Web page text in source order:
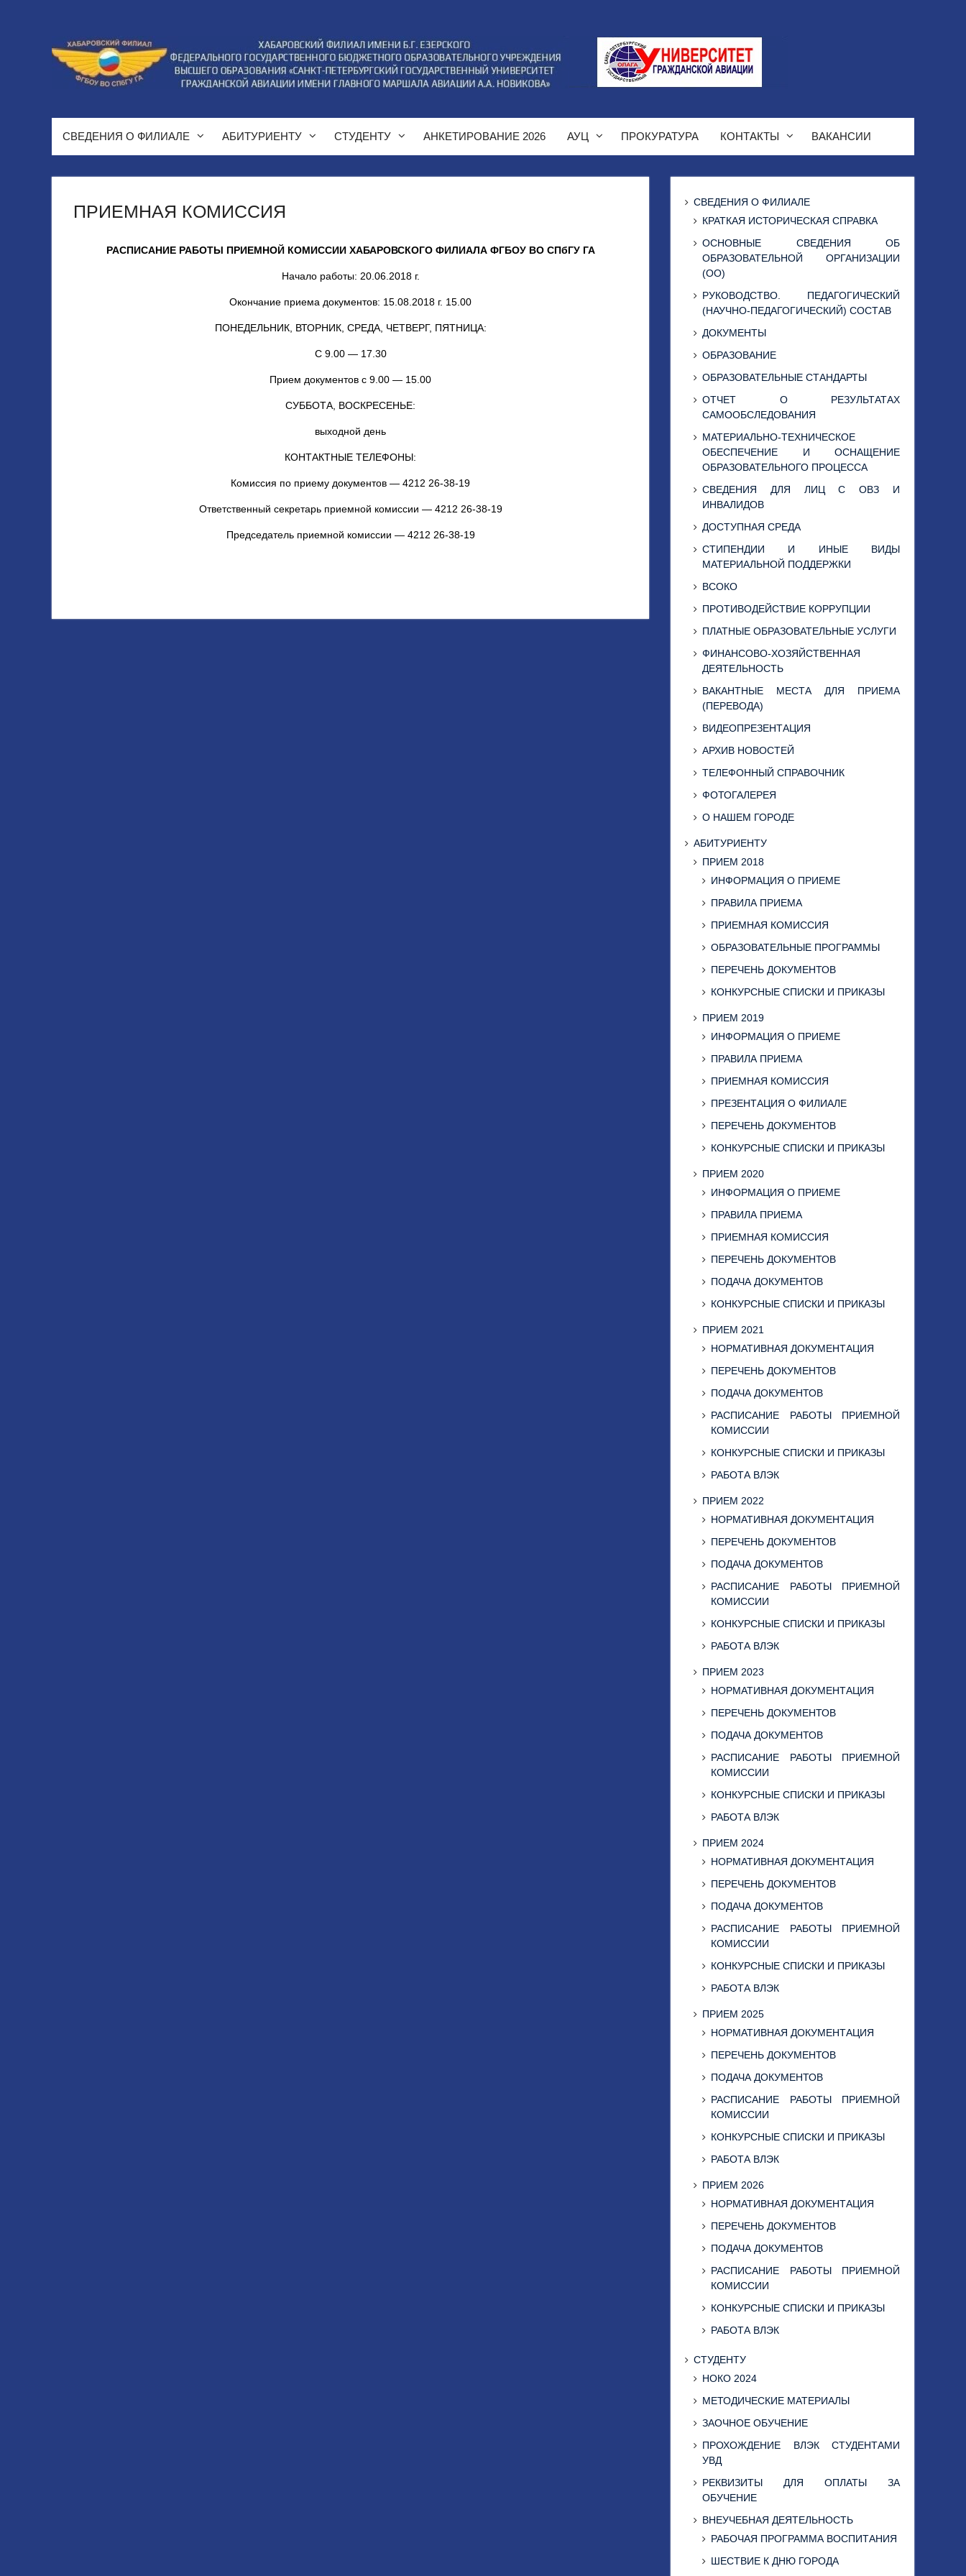
СВЕДЕНИЯ О ФИЛИАЛЕ АБИТУРИЕНТУ СТУДЕНТУ АНКЕТИРОВАНИЕ 2026 АУЦ ПРОКУРАТУРА КОНТАКТЫ ВАКАНСИИ
ПРИЕМНАЯ КОМИССИЯ
РАСПИСАНИЕ РАБОТЫ ПРИЕМНОЙ КОМИССИИ ХАБАРОВСКОГО ФИЛИАЛА ФГБОУ ВО СПбГУ ГА
Начало работы: 20.06.2018 г.
Окончание приема документов: 15.08.2018 г. 15.00
ПОНЕДЕЛЬНИК, ВТОРНИК, СРЕДА, ЧЕТВЕРГ, ПЯТНИЦА:
С 9.00 — 17.30
Прием документов с 9.00 — 15.00
СУББОТА, ВОСКРЕСЕНЬЕ:
выходной день
КОНТАКТНЫЕ ТЕЛЕФОНЫ:
Комиссия по приему документов — 4212 26-38-19
Ответственный секретарь приемной комиссии — 4212 26-38-19
Председатель приемной комиссии — 4212 26-38-19
СВЕДЕНИЯ О ФИЛИАЛЕ
КРАТКАЯ ИСТОРИЧЕСКАЯ СПРАВКА
ОСНОВНЫЕ СВЕДЕНИЯ ОБ
ОБРАЗОВАТЕЛЬНОЙ ОРГАНИЗАЦИИ
(ОО)
РУКОВОДСТВО. ПЕДАГОГИЧЕСКИЙ
(НАУЧНО-ПЕДАГОГИЧЕСКИЙ) СОСТАВ
ДОКУМЕНТЫ
ОБРАЗОВАНИЕ
ОБРАЗОВАТЕЛЬНЫЕ СТАНДАРТЫ
ОТЧЕТ О РЕЗУЛЬТАТАХ
САМООБСЛЕДОВАНИЯ
МАТЕРИАЛЬНО-ТЕХНИЧЕСКОЕ
ОБЕСПЕЧЕНИЕ И ОСНАЩЕНИЕ
ОБРАЗОВАТЕЛЬНОГО ПРОЦЕССА
СВЕДЕНИЯ ДЛЯ ЛИЦ С ОВЗ И
ИНВАЛИДОВ
ДОСТУПНАЯ СРЕДА
СТИПЕНДИИ И ИНЫЕ ВИДЫ
МАТЕРИАЛЬНОЙ ПОДДЕРЖКИ
ВСОКО
ПРОТИВОДЕЙСТВИЕ КОРРУПЦИИ
ПЛАТНЫЕ ОБРАЗОВАТЕЛЬНЫЕ УСЛУГИ
ФИНАНСОВО-ХОЗЯЙСТВЕННАЯ
ДЕЯТЕЛЬНОСТЬ
ВАКАНТНЫЕ МЕСТА ДЛЯ ПРИЕМА
(ПЕРЕВОДА)
ВИДЕОПРЕЗЕНТАЦИЯ
АРХИВ НОВОСТЕЙ
ТЕЛЕФОННЫЙ СПРАВОЧНИК
ФОТОГАЛЕРЕЯ
О НАШЕМ ГОРОДЕ
АБИТУРИЕНТУ
ПРИЕМ 2018
ИНФОРМАЦИЯ О ПРИЕМЕ
ПРАВИЛА ПРИЕМА
ПРИЕМНАЯ КОМИССИЯ
ОБРАЗОВАТЕЛЬНЫЕ ПРОГРАММЫ
ПЕРЕЧЕНЬ ДОКУМЕНТОВ
КОНКУРСНЫЕ СПИСКИ И ПРИКАЗЫ
ПРИЕМ 2019
ИНФОРМАЦИЯ О ПРИЕМЕ
ПРАВИЛА ПРИЕМА
ПРИЕМНАЯ КОМИССИЯ
ПРЕЗЕНТАЦИЯ О ФИЛИАЛЕ
ПЕРЕЧЕНЬ ДОКУМЕНТОВ
КОНКУРСНЫЕ СПИСКИ И ПРИКАЗЫ
ПРИЕМ 2020
ИНФОРМАЦИЯ О ПРИЕМЕ
ПРАВИЛА ПРИЕМА
ПРИЕМНАЯ КОМИССИЯ
ПЕРЕЧЕНЬ ДОКУМЕНТОВ
ПОДАЧА ДОКУМЕНТОВ
КОНКУРСНЫЕ СПИСКИ И ПРИКАЗЫ
ПРИЕМ 2021
НОРМАТИВНАЯ ДОКУМЕНТАЦИЯ
ПЕРЕЧЕНЬ ДОКУМЕНТОВ
ПОДАЧА ДОКУМЕНТОВ
РАСПИСАНИЕ РАБОТЫ ПРИЕМНОЙ
КОМИССИИ
КОНКУРСНЫЕ СПИСКИ И ПРИКАЗЫ
РАБОТА ВЛЭК
ПРИЕМ 2022
НОРМАТИВНАЯ ДОКУМЕНТАЦИЯ
ПЕРЕЧЕНЬ ДОКУМЕНТОВ
ПОДАЧА ДОКУМЕНТОВ
РАСПИСАНИЕ РАБОТЫ ПРИЕМНОЙ
КОМИССИИ
КОНКУРСНЫЕ СПИСКИ И ПРИКАЗЫ
РАБОТА ВЛЭК
ПРИЕМ 2023
НОРМАТИВНАЯ ДОКУМЕНТАЦИЯ
ПЕРЕЧЕНЬ ДОКУМЕНТОВ
ПОДАЧА ДОКУМЕНТОВ
РАСПИСАНИЕ РАБОТЫ ПРИЕМНОЙ
КОМИССИИ
КОНКУРСНЫЕ СПИСКИ И ПРИКАЗЫ
РАБОТА ВЛЭК
ПРИЕМ 2024
НОРМАТИВНАЯ ДОКУМЕНТАЦИЯ
ПЕРЕЧЕНЬ ДОКУМЕНТОВ
ПОДАЧА ДОКУМЕНТОВ
РАСПИСАНИЕ РАБОТЫ ПРИЕМНОЙ
КОМИССИИ
КОНКУРСНЫЕ СПИСКИ И ПРИКАЗЫ
РАБОТА ВЛЭК
ПРИЕМ 2025
НОРМАТИВНАЯ ДОКУМЕНТАЦИЯ
ПЕРЕЧЕНЬ ДОКУМЕНТОВ
ПОДАЧА ДОКУМЕНТОВ
РАСПИСАНИЕ РАБОТЫ ПРИЕМНОЙ
КОМИССИИ
КОНКУРСНЫЕ СПИСКИ И ПРИКАЗЫ
РАБОТА ВЛЭК
ПРИЕМ 2026
НОРМАТИВНАЯ ДОКУМЕНТАЦИЯ
ПЕРЕЧЕНЬ ДОКУМЕНТОВ
ПОДАЧА ДОКУМЕНТОВ
РАСПИСАНИЕ РАБОТЫ ПРИЕМНОЙ
КОМИССИИ
КОНКУРСНЫЕ СПИСКИ И ПРИКАЗЫ
РАБОТА ВЛЭК
СТУДЕНТУ
НОКО 2024
МЕТОДИЧЕСКИЕ МАТЕРИАЛЫ
ЗАОЧНОЕ ОБУЧЕНИЕ
ПРОХОЖДЕНИЕ ВЛЭК СТУДЕНТАМИ
УВД
РЕКВИЗИТЫ ДЛЯ ОПЛАТЫ ЗА
ОБУЧЕНИЕ
ВНЕУЧЕБНАЯ ДЕЯТЕЛЬНОСТЬ
РАБОЧАЯ ПРОГРАММА ВОСПИТАНИЯ
ШЕСТВИЕ К ДНЮ ГОРОДА